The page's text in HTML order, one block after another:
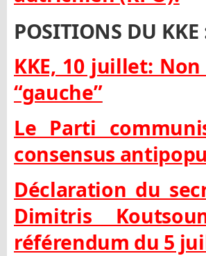
POSITIONS DU KKE
KKE, 10 juillet:
“gauche”
Le Parti
consensus
Déclaration du
Dimitris
référendum du 5